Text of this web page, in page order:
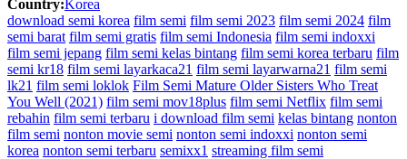
Country:Korea
download semi korea film semi film semi 2023 film semi 2024 film
semi barat film semi gratis film semi Indonesia film semi indoxxi
film semi jepang film semi kelas bintang film semi korea terbaru film
semi kr18 film semi layarkaca21 film semi layarwarna21 film semi
lk21 film semi loklok Film Semi Mature Older Sisters Who Treat
You Well (2021) film semi mov18plus film semi Netflix film semi
rebahin film semi terbaru i download film semi kelas bintang nonton
film semi nonton movie semi nonton semi indoxxi nonton semi
korea nonton semi terbaru semixx1 streaming film semi